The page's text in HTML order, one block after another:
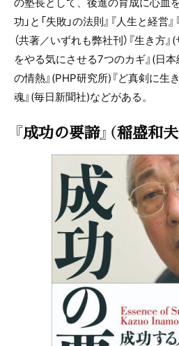
功」と「失敗」の法則』『人生と経営
（共著／いずれも弊社刊）『生き方
をやる気にさせる7つのカギ』(日
の情熱』(PHP研究所)『ど真剣に生
魂』(毎日新聞社)などがある。
『成功の要諦』（稲盛和